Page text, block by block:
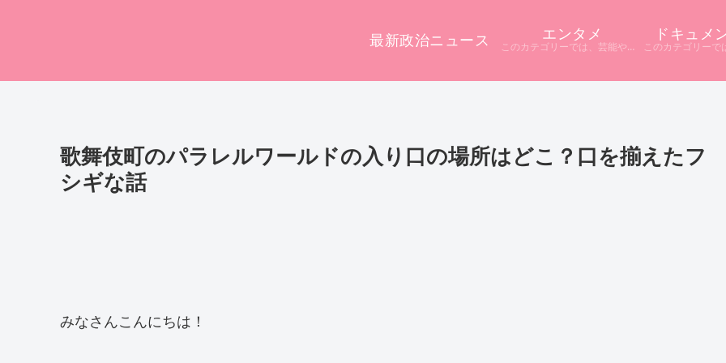
最新政治ニュース エンタメ
このカテゴリーでは、芸能やエンタメに関するニュースをまとめています。 テレビや配信サービス、SNSなど多様な情報源から話題をピックアップ。 ニュース記事だけでは分からない背景や疑問点を深掘りし、分かりやすく解説しています。
ドキュメ
歌舞伎町のパラレルワールドの入り口の場所はどこ？口を揃えたフ
シギな話
みなさんこんにちは！